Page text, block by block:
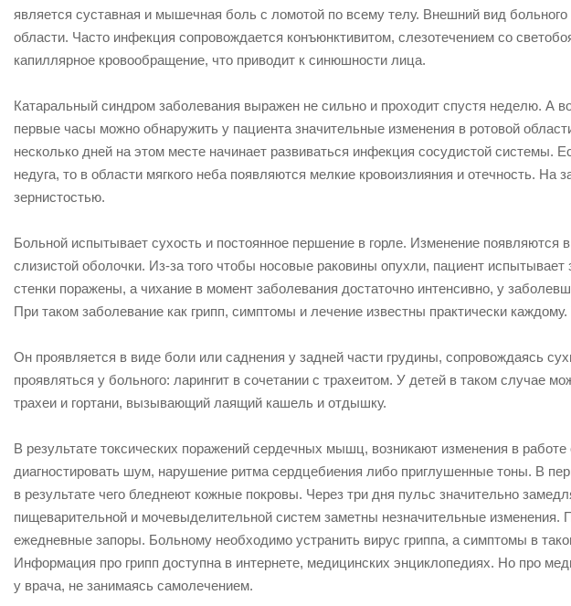
является суставная и мышечная боль с ломотой по всему телу. Внешний вид
области. Часто инфекция сопровождается конъюнктивитом, слезотечением со
капиллярное кровообращение, что приводит к синюшности лица.
Катаральный синдром заболевания выражен не сильно и проходит спустя неделю. А
первые часы можно обнаружить у пациента значительные изменения в ротовой
несколько дней на этом месте начинает развиваться инфекция сосудистой системы.
недуга, то в области мягкого неба появляются мелкие кровоизлияния и отечность. На
зернистостью.
Больной испытывает сухость и постоянное першение в горле. Изменение появляются
слизистой оболочки. Из-за того чтобы носовые раковины опухли, пациент
стенки поражены, а чихание в момент заболевания достаточно интенсивно, у
При таком заболевание как грипп, симптомы и лечение известны практически
Он проявляется в виде боли или саднения у задней части грудины, сопровождаясь
проявляться у больного: ларингит в сочетании с трахеитом. У детей в таком случае
трахеи и гортани, вызывающий лаящий кашель и отдышку.
В результате токсических поражений сердечных мышц, возникают изменения в
диагностировать шум, нарушение ритма сердцебиения либо приглушенные тоны. В
в результате чего бледнеют кожные покровы. Через три дня пульс значительно
пищеварительной и мочевыделительной систем заметны незначительные изменения.
ежедневные запоры. Больному необходимо устранить вирус гриппа, а симптомы в
Информация про грипп доступна в интернете, медицинских энциклопедиях. Но про
у врача, не занимаясь самолечением.